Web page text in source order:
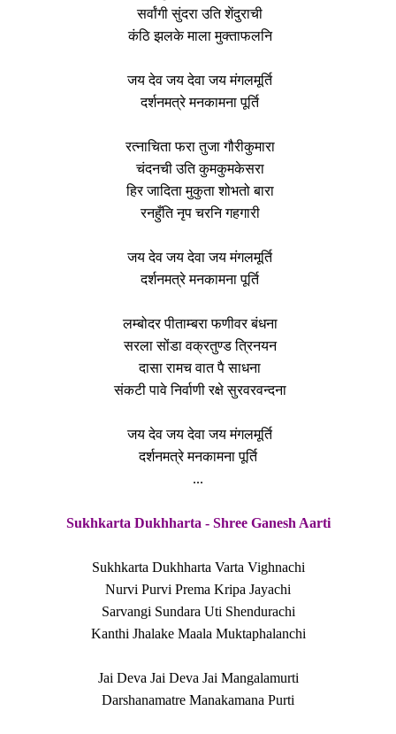
सर्वांगी सुंदरा उति शेंदुराची
कंठि झलके माला मुक्ताफलनि
जय देव जय देवा जय मंगलमूर्ति
दर्शनमत्रे मनकामना पूर्ति
रत्नाचिता फरा तुजा गौरीकुमारा
चंदनची उति कुमकुमकेसरा
हिर जादिता मुकुता शोभतो बारा
रनहुँति नृप चरनि गहगारी
जय देव जय देवा जय मंगलमूर्ति
दर्शनमत्रे मनकामना पूर्ति
लम्बोदर पीताम्बरा फणीवर बंधना
सरला सोंडा वक्रतुण्ड त्रिनयन
दासा रामच वात पै साधना
संकटी पावे निर्वाणी रक्षे सुरवरवन्दना
जय देव जय देवा जय मंगलमूर्ति
दर्शनमत्रे मनकामना पूर्ति
...
Sukhkarta Dukhharta - Shree Ganesh Aarti
Sukhkarta Dukhharta Varta Vighnachi
Nurvi Purvi Prema Kripa Jayachi
Sarvangi Sundara Uti Shendurachi
Kanthi Jhalake Maala Muktaphalanchi
Jai Deva Jai Deva Jai Mangalamurti
Darshanamatre Manakamana Purti